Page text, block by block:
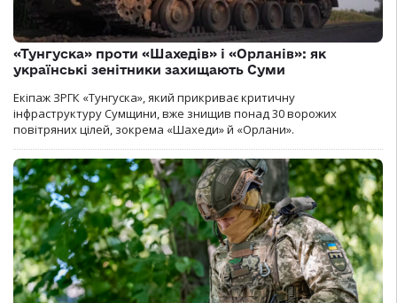
«Тунгуска» проти «Шахедів» і «Орланів»: як
українські зенітники захищають Суми
Екіпаж ЗРГК «Тунгуска», який прикриває критичну
інфраструктуру Сумщини, вже знищив понад 30 ворожих
повітряних цілей, зокрема «Шахеди» й «Орлани».